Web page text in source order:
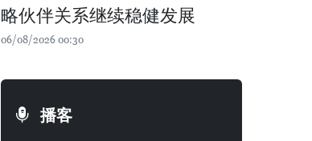
略伙伴关系继续稳健发展
06/08/2026 00:30
播客